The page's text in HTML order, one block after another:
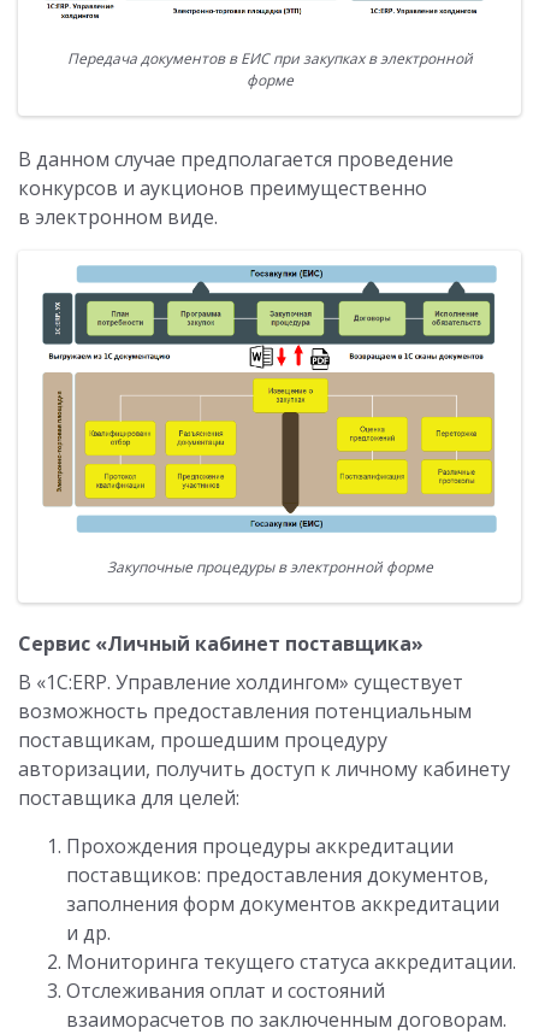
Передача документов в ЕИС при закупках в электронной
форме
В данном случае предполагается проведение
конкурсов и аукционов преимущественно
в электронном виде.
Закупочные процедуры в электронной форме
Сервис «Личный кабинет поставщика»
В «1С:ERP. Управление холдингом» существует
возможность предоставления потенциальным
поставщикам, прошедшим процедуру
авторизации, получить доступ к личному кабинету
поставщика для целей:
Прохождения процедуры аккредитации
поставщиков: предоставления документов,
заполнения форм документов аккредитации
и др.
Мониторинга текущего статуса аккредитации.
Отслеживания оплат и состояний
взаиморасчетов по заключенным договорам.